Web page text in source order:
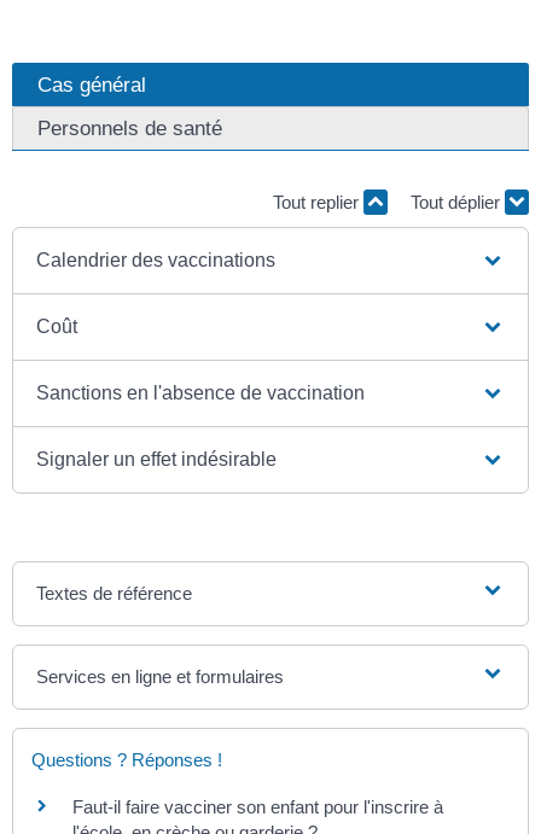
Cas général
Personnels de santé
Tout replier Tout déplier
Calendrier des vaccinations
Coût
Sanctions en l'absence de vaccination
Signaler un effet indésirable
Textes de référence
Services en ligne et formulaires
Questions ? Réponses !
Faut-il faire vacciner son enfant pour l'inscrire à